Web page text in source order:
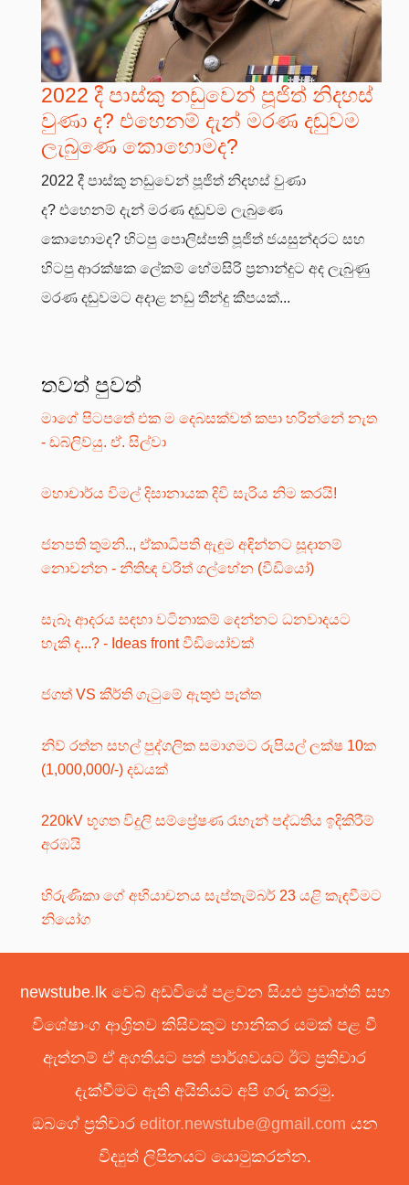
2022 දී පාස්කු නඩුවෙන් පූජිත් නිදහස්
වුණා ද? එහෙනම් දැන් මරණ දඬුවම
ලැබුණෙ කොහොමද?
2022 දී පාස්කු නඩුවෙන් පූජිත් නිදහස් වුණා
ද? එහෙනම් දැන් මරණ දඬුවම ලැබුණෙ
කොහොමද? හිටපු පොලිස්පති පූජිත් ජයසුන්දරට සහ
හිටපු ආරක්ෂක ලේකම් හේමසිරි ප්‍රනාන්දුට අද ලැබුණු
මරණ දඬුවමට අදාළ නඩු තීන්දු කීපයක්...
තවත් පුවත්
මාගේ පිටපතේ එක ම දෙබසක්වත් කපා හරින්නේ නැත
- ඩබ්ලිව්යු. ඒ. සිල්වා
මහාචාර්ය විමල් දිසානායක දිවි සැරිය නිම කරයි!
ජනපති තුමනි.., ඒකාධිපති ඇඳුම අඳින්නට සූදානම්
නොවන්න - නීතිඥ චරිත් ගල්හේන (වීඩියෝ)
සැබෑ ආදරය සඳහා වටිනාකම් දෙන්නට ධනවාදයට
හැකි ද...? - Ideas front වීඩියෝවක්
ජගත් VS කීර්ති ගැටුමේ ඇතුළු පැත්ත
නිව් රත්න සහල් පුද්ගලික සමාගමට රුපියල් ලක්ෂ 10ක
(1,000,000/-) දඩයක්
220kV භූගත විදුලි සම්ප්‍රේෂණ රැහැන් පද්ධතිය ඉදිකිරීම්
අරඹයි
හිරුණිකා ගේ අභියාචනය සැප්තැම්බර් 23 යළි කැඳවීමට
නියෝග
newstube.lk වෙබ් අඩවියේ පළවන සියළු ප්‍රවෘත්ති සහ
විශේෂාංග ආශ්‍රිතව කිසිවකුට හානිකර යමක් පළ වී
ඇත්නම් ඒ අගතියට පත් පාර්ශවයට ඊට ප්‍රතිචාර
දැක්වීමට ඇති අයිතියට අපි ගරු කරමු.
ඔබගේ ප්‍රතිචාර editor.newstube@gmail.com යන
විද්‍යුත් ලිපිනයට යොමුකරන්න.